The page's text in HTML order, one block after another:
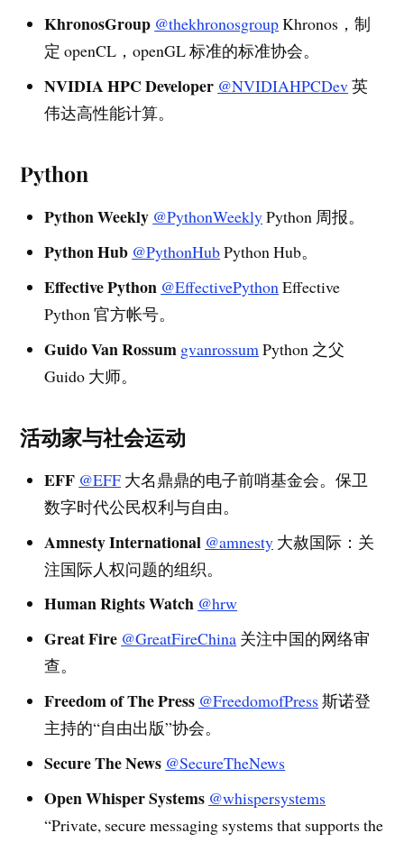
KhronosGroup @thekhronosgroupKhronos，制
定 openCL，openGL 标准的标准协会。
NVIDIA HPC Developer @NVIDIAHPCDev英
伟达高性能计算。
Python
Python Weekly @PythonWeeklyPython 周报。
Python Hub @PythonHubPython Hub。
Effective Python @EffectivePython Effective
Python 官方帐号。
Guido Van Rossum gvanrossum Python 之父
Guido 大师。
活动家与社会运动
EFF @EFF 大名鼎鼎的电子前哨基金会。保卫
数字时代公民权利与自由。
Amnesty International @amnesty 大赦国际：关
注国际人权问题的组织。
Human Rights Watch @hrw
Great Fire @GreatFireChina 关注中国的网络审
查。
Freedom of The Press @FreedomofPress 斯诺登
主持的“自由出版”协会。
Secure The News @SecureTheNews
Open Whisper Systems @whispersystems
“Private, secure messaging systems that supports the